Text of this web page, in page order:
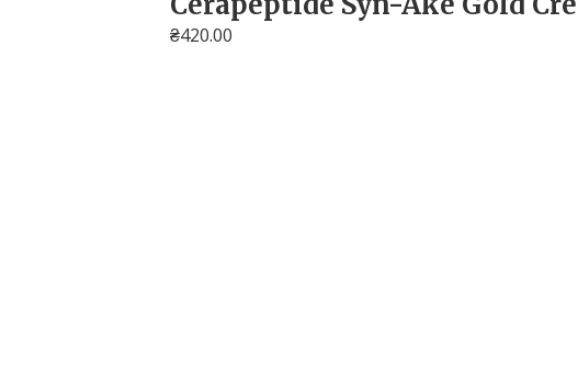
₴420.00